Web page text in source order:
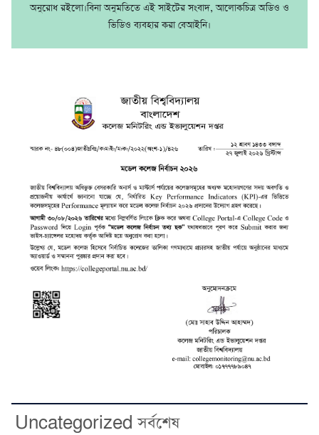
অনুরোধ রইলো।বিনা অনুমতিতে এই সাইটের সংবাদ, আলোকচিত্র অডিও ও
ভিডিও ব্যবহার করা বেআইনি।
Uncategorized সর্বশেষ